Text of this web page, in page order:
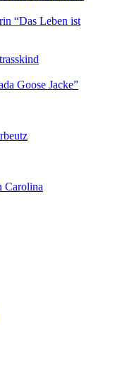
“Das Leben ist
Goose Jacke”
Carolina